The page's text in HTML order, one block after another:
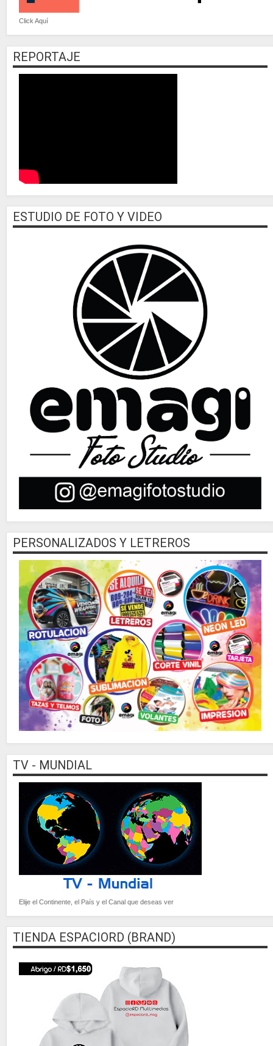
Click Aquí
REPORTAJE
ESTUDIO DE FOTO Y VIDEO
PERSONALIZADOS Y LETREROS
TV - MUNDIAL
Elije el Continente, el País y el Canal que deseas ver
TIENDA ESPACIORD (BRAND)